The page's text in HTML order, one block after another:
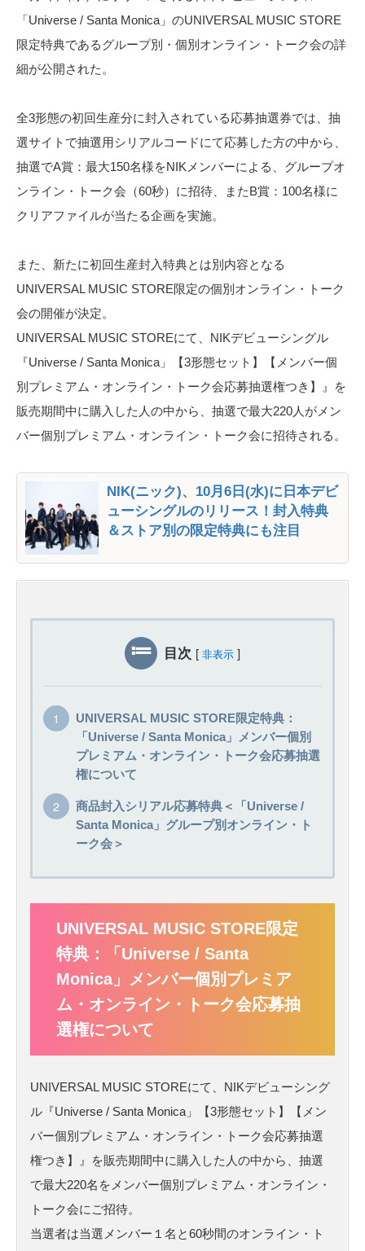
「Universe / Santa Monica」のUNIVERSAL MUSIC STORE
限定特典であるグループ別・個別オンライン・トーク会の詳
細が公開された。
全3形態の初回生産分に封入されている応募抽選券では、抽
選サイトで抽選用シリアルコードにて応募した方の中から、
抽選でA賞：最大150名様をNIKメンバーによる、グループオ
ンライン・トーク会（60秒）に招待、またB賞：100名様に
クリアファイルが当たる企画を実施。
また、新たに初回生産封入特典とは別内容となる
UNIVERSAL MUSIC STORE限定の個別オンライン・トーク
会の開催が決定。
UNIVERSAL MUSIC STOREにて、NIKデビューシングル
『Universe / Santa Monica」【3形態セット】【メンバー個
別プレミアム・オンライン・トーク会応募抽選権つき】』を
販売期間中に購入した人の中から、抽選で最大220人がメン
バー個別プレミアム・オンライン・トーク会に招待される。
NIK(ニック)、10月6日(水)に日本デビ
ューシングルのリリース！封入特典
＆ストア別の限定特典にも注目
目次 [ 非表示 ]
UNIVERSAL MUSIC STORE限定特典：
「Universe / Santa Monica」メンバー個別
プレミアム・オンライン・トーク会応募抽選
権について
商品封入シリアル応募特典＜「Universe /
Santa Monica」グループ別オンライン・ト
ーク会＞
UNIVERSAL MUSIC STORE限定
特典：「Universe / Santa
Monica」メンバー個別プレミア
ム・オンライン・トーク会応募抽
選権について
UNIVERSAL MUSIC STOREにて、NIKデビューシング
ル『Universe / Santa Monica」【3形態セット】【メン
バー個別プレミアム・オンライン・トーク会応募抽選
権つき】』を販売期間中に購入した人の中から、抽選
で最大220名をメンバー個別プレミアム・オンライン・
トーク会にご招待。
当選者は当選メンバー１名と60秒間のオンライン・ト